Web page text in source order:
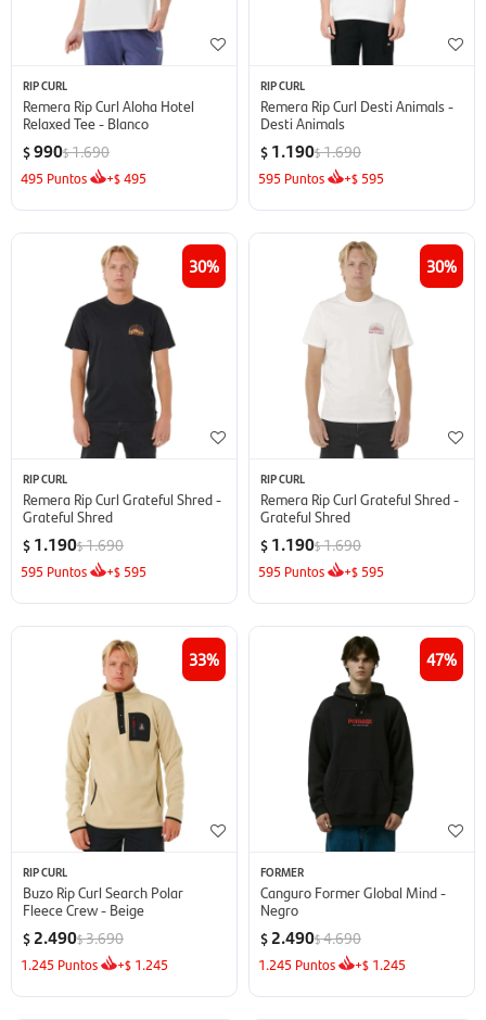
RIP CURL
Remera Rip Curl Aloha Hotel
Relaxed Tee - Blanco
$990$1.690
495 Puntos +$495
RIP CURL
Remera Rip Curl Desti Animals -
Desti Animals
$ 1.190$1.690
595 Puntos +$ 595
30
RIP CURL
Remera Rip Curl Grateful Shred -
Grateful Shred
$ 1.190$1.690
595 Puntos +$ 595
30
RIP CURL
Remera Rip Curl Grateful Shred -
Grateful Shred
$ 1.190$1.690
595 Puntos +$ 595
33
RIP CURL
Buzo Rip Curl Search Polar
Fleece Crew - Beige
$ 2.490$3.690
1.245 Puntos +$ 1.245
47
FORMER
Canguro Former Global Mind -
Negro
$ 2.490$4.690
1.245 Puntos +$ 1.245